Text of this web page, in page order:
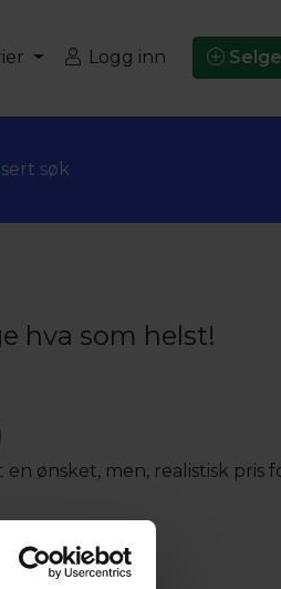
Logg inn Selge
søk
hva som helst!
ønsket, men, realistisk pris